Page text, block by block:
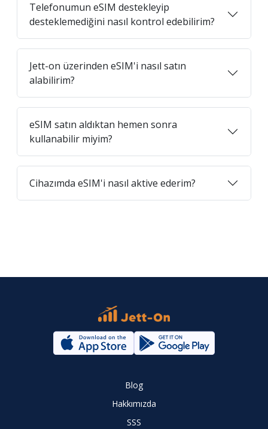
Telefonumun eSIM destekleyip
desteklemediğini nasıl kontrol edebilirim?
Jett-on üzerinden eSIM'i nasıl satın
alabilirim?
eSIM satın aldıktan hemen sonra
kullanabilir miyim?
Cihazımda eSIM'i nasıl aktive ederim?
Blog
Hakkımızda
SSS